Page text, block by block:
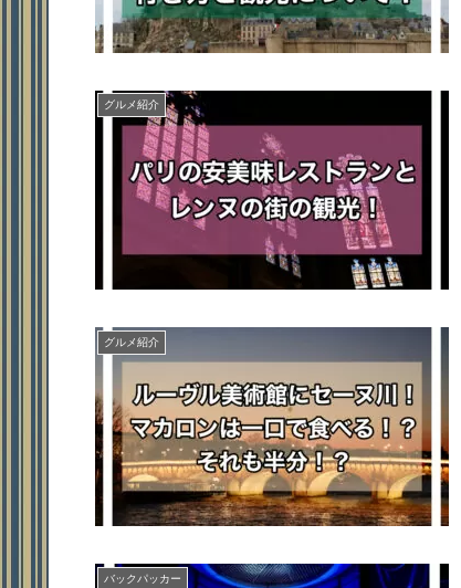
グルメ紹介
グルメ紹介
バックパッカー